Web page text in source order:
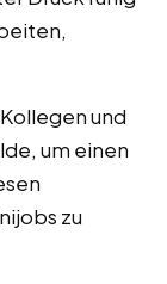
und
um einen
zu